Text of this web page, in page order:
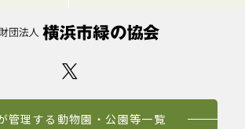
管理する動物園・公園等一覧